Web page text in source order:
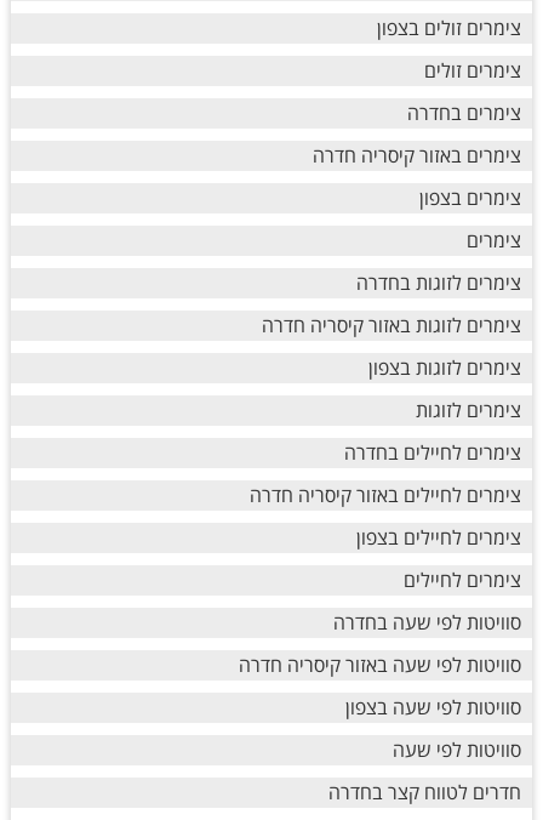
צימרים זולים בצפון
צימרים זולים
צימרים בחדרה
צימרים באזור קיסריה חדרה
צימרים בצפון
צימרים
צימרים לזוגות בחדרה
צימרים לזוגות באזור קיסריה חדרה
צימרים לזוגות בצפון
צימרים לזוגות
צימרים לחיילים בחדרה
צימרים לחיילים באזור קיסריה חדרה
צימרים לחיילים בצפון
צימרים לחיילים
סוויטות לפי שעה בחדרה
סוויטות לפי שעה באזור קיסריה חדרה
סוויטות לפי שעה בצפון
סוויטות לפי שעה
חדרים לטווח קצר בחדרה